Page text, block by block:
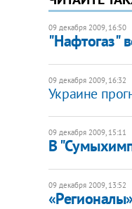
09 декабря 2009, 16:50
"Нафтогаз"
09 декабря 2009, 16:32
Украине
09 декабря 2009, 15:11
В
09 декабря 2009, 13:52